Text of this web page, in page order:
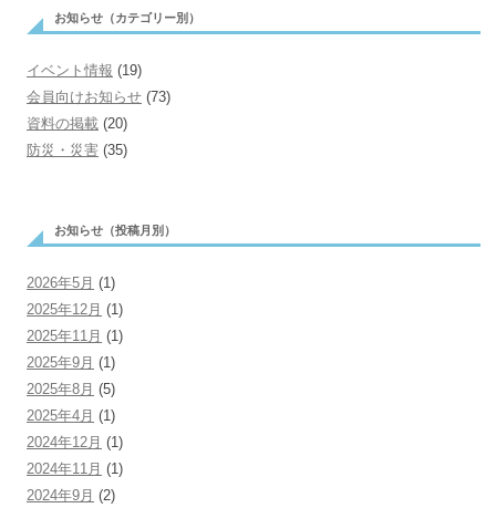
お知らせ（カテゴリー別）
イベント情報 (19)
会員向けお知らせ (73)
資料の掲載 (20)
防災・災害 (35)
お知らせ（投稿月別）
2026年5月 (1)
2025年12月 (1)
2025年11月 (1)
2025年9月 (1)
2025年8月 (5)
2025年4月 (1)
2024年12月 (1)
2024年11月 (1)
2024年9月 (2)